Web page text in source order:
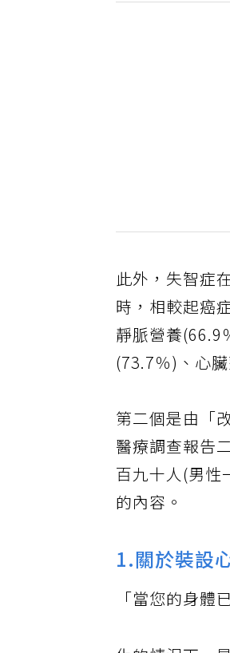
此外，失智症
時，相較起癌
靜脈營養(66.9
(73.7％)、心
第二個是由「
醫療調查報告
百九十人(男
的內容。
1.關於裝設
「當您的身